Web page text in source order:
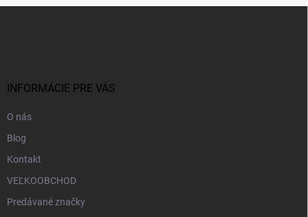
INFORMÁCIE PRE VÁS
O nás
Blog
Kontakt
VEĽKOOBCHOD
Predávané značky